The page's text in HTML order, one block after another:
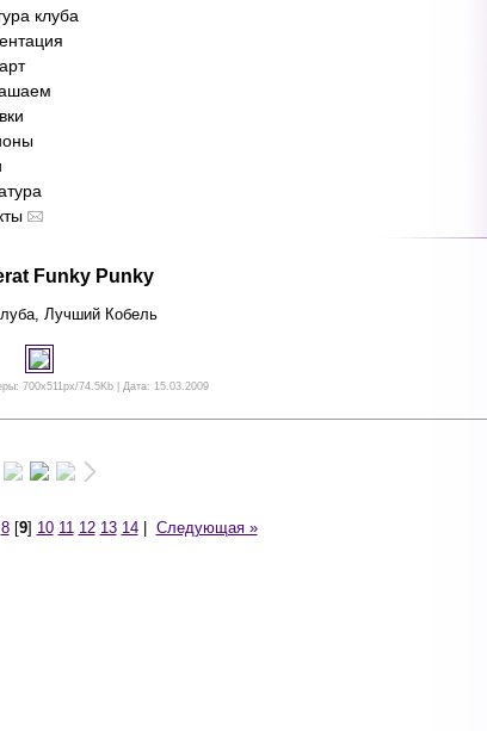
клуба
Funky Punky
Лучший Кобель
700x511px/74.5Kb | Дата: 15.03.2009
8[9] 10 11 12 13 14| Следующая »